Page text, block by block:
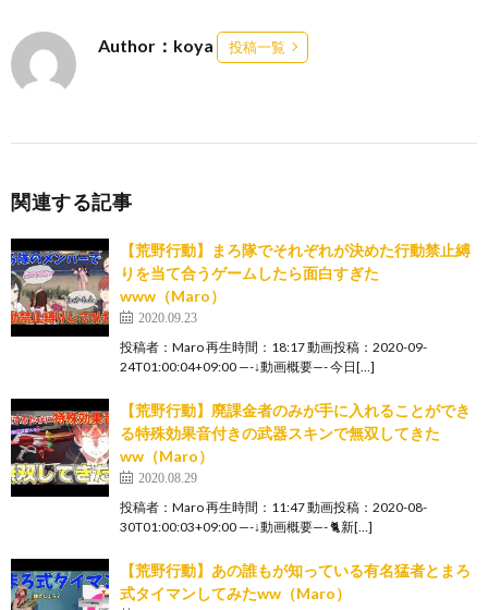
Author：koya 投稿一覧
関連する記事
【荒野行動】まろ隊でそれぞれが決めた行動禁止縛
りを当て合うゲームしたら面白すぎた
www（Maro）
2020.09.23
投稿者：Maro 再生時間：18:17 動画投稿：2020-09-
24T01:00:04+09:00 —-↓動画概要—- 今日[…]
【荒野行動】廃課金者のみが手に入れることができ
る特殊効果音付きの武器スキンで無双してきた
ww（Maro）
2020.08.29
投稿者：Maro 再生時間：11:47 動画投稿：2020-08-
30T01:00:03+09:00 —-↓動画概要—- 🐈新[…]
【荒野行動】あの誰もが知っている有名猛者とまろ
式タイマンしてみたww（Maro）